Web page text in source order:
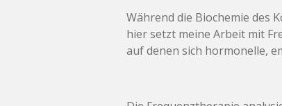
Während die Biochemie des
hier setzt meine Arbeit mit
auf denen sich hormonelle,